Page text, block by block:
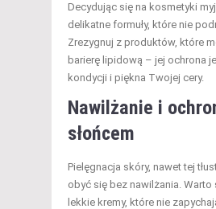
Decydując się na kosmetyki
delikatne formuły, które nie
Zrezygnuj z produktów, które
barierę lipidową – jej ochrona
kondycji i piękna Twojej cery.
Nawilżanie i
słońcem
Pielęgnacja skóry, nawet tej
obyć się bez nawilżania. Warto
lekkie kremy, które nie